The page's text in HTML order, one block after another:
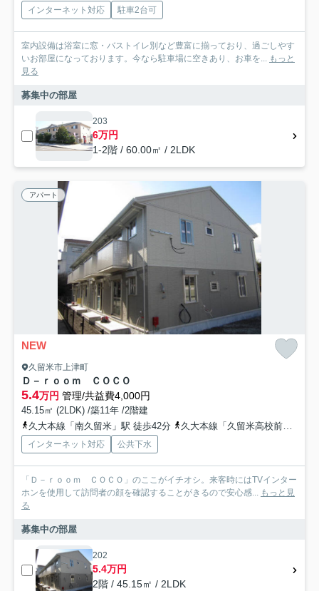
インターネット対応 駐車2台可
室内設備は浴室に窓・バストイレ別など豊富に揃っており、過ごしやす
いお部屋になっております。今なら駐車場に空きあり、お車を... もっと
見る
募集中の部屋
203
6万円
1-2階 / 60.00㎡ / 2LDK
アパート
NEW
久留米市上津町
Ｄ－ｒｏｏｍ ＣＯＣＯ
5.4万円 管理/共益費4,000円
45.15㎡ (2LDK) /築11年 /2階建
久大本線「南久留米」駅 徒歩42分
久大本線「久留米高校前」駅 徒歩47分
インターネット対応 公共下水
「Ｄ－ｒｏｏｍ ＣＯＣＯ」のここがイチオシ。来客時にはTVインター
ホンを使用して訪問者の顔を確認することがきるので安心感... もっと見
る
募集中の部屋
202
5.4万円
2階 / 45.15㎡ / 2LDK